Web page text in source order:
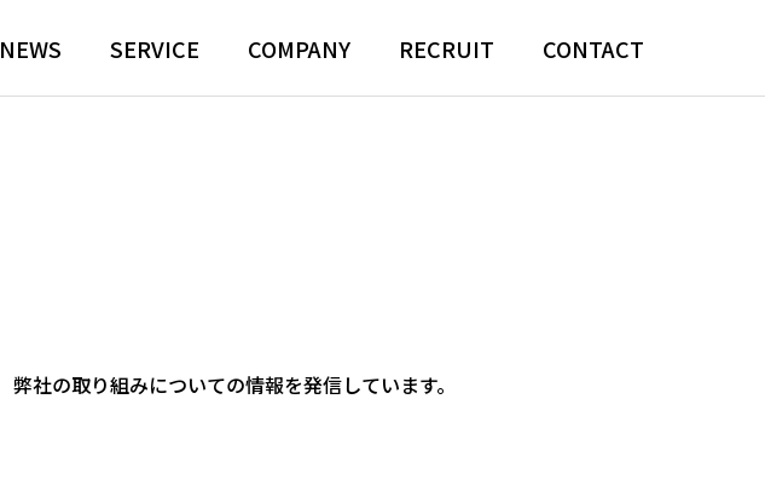
NEWS SERVICE COMPANY RECRUIT CONTACT
弊社の取り組みについての情報を発信しています。